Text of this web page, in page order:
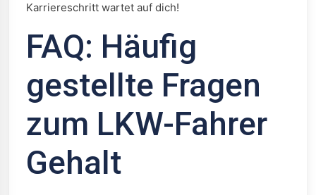
Karriereschritt wartet auf dich!
FAQ: Häufig
gestellte Fragen
zum LKW-Fahrer
Gehalt